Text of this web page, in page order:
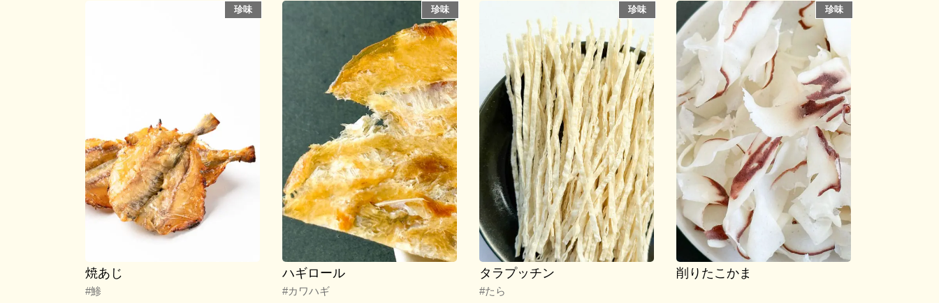
珍味
焼あじ
#鯵
珍味
ハギロール
#カワハギ
珍味
タラプッチン
#たら
珍味
削りたこかま